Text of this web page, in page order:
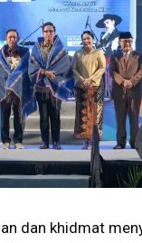
dan khidmat